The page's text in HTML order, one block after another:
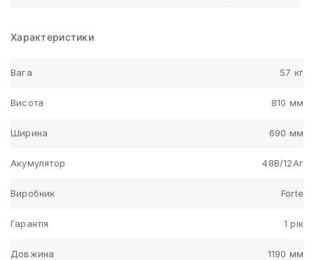
Характеристики
Вага 57 кг
Висота 810 мм
Ширина 690 мм
Акумулятор 48В/12Аг
Виробник Forte
Гарантія 1 рік
Довжина 1190 мм